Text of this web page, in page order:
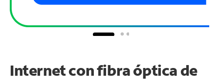
Internet con fibra óptica de